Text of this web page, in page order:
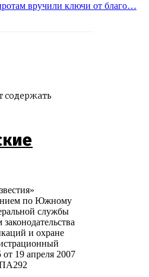
вручили ключи от благо…
содержать
по Южному
службы
и охране
19 апреля 2007